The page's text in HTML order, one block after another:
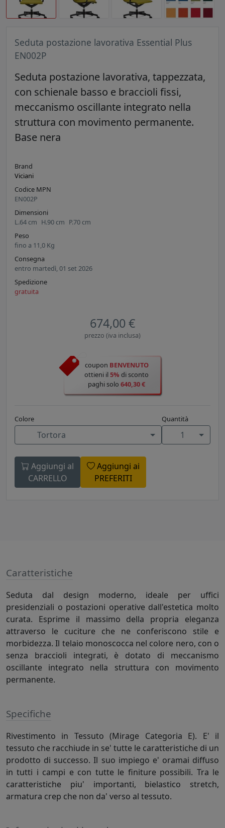
Seduta postazione lavorativa Essential Plus
EN002P
Seduta postazione lavorativa, tappezzata,
con schienale basso e braccioli fissi,
meccanismo oscillante integrato nella
struttura con movimento permanente.
Base nera
Brand
Viciani
Codice MPN
EN002P
Dimensioni
L.64 cm H.90 cm P.70 cm
Peso
fino a 11,0 Kg
Consegna
entro martedì, 01 set 2026
Spedizione
gratuita
674,00 €
prezzo (iva inclusa)
coupon BENVENUTO
ottieni il5% di sconto
paghi solo 640,30 €
Colore
Tortora
Quantità
1
Aggiungi al
CARRELLO
Aggiungi ai
PREFERITI
Caratteristiche
Seduta dal design moderno, ideale per uffici
presidenziali o postazioni operative dall'estetica molto
curata. Esprime il massimo della propria eleganza
attraverso le cuciture che ne conferiscono stile e
morbidezza. Il telaio monoscocca nel colore nero, con o
senza braccioli integrati, è dotato di meccanismo
oscillante integrato nella struttura con movimento
permanente.
Specifiche
Rivestimento in Tessuto (Mirage Categoria E). E' il
tessuto che racchiude in se' tutte le caratteristiche di un
prodotto di successo. Il suo impiego e' oramai diffuso
in tutti i campi e con tutte le finiture possibili. Tra le
caratteristiche piu' importanti, bielastico stretch,
armatura crep che non da' verso al tessuto.